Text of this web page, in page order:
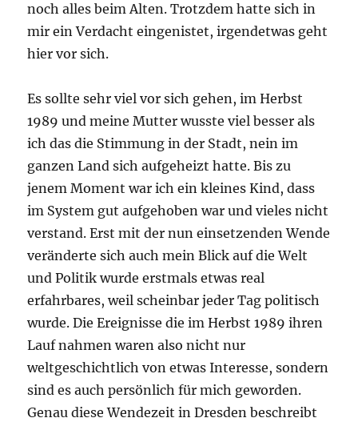
noch alles beim Alten. Trotzdem hatte sich in
mir ein Verdacht eingenistet, irgendetwas geht
hier vor sich.
Es sollte sehr viel vor sich gehen, im Herbst
1989 und meine Mutter wusste viel besser als
ich das die Stimmung in der Stadt, nein im
ganzen Land sich aufgeheizt hatte. Bis zu
jenem Moment war ich ein kleines Kind, dass
im System gut aufgehoben war und vieles nicht
verstand. Erst mit der nun einsetzenden Wende
veränderte sich auch mein Blick auf die Welt
und Politik wurde erstmals etwas real
erfahrbares, weil scheinbar jeder Tag politisch
wurde. Die Ereignisse die im Herbst 1989 ihren
Lauf nahmen waren also nicht nur
weltgeschichtlich von etwas Interesse, sondern
sind es auch persönlich für mich geworden.
Genau diese Wendezeit in Dresden beschreibt